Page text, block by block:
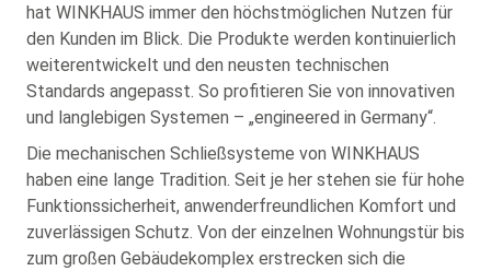
hat WINKHAUS immer den höchstmöglichen Nutzen für
den Kunden im Blick. Die Produkte werden kontinuierlich
weiterentwickelt und den neusten technischen
Standards angepasst. So profitieren Sie von innovativen
und langlebigen Systemen – „engineered in Germany“.
Die mechanischen Schließsysteme von WINKHAUS
haben eine lange Tradition. Seit je her stehen sie für hohe
Funktionssicherheit, anwenderfreundlichen Komfort und
zuverlässigen Schutz. Von der einzelnen Wohnungstür bis
zum großen Gebäudekomplex erstrecken sich die